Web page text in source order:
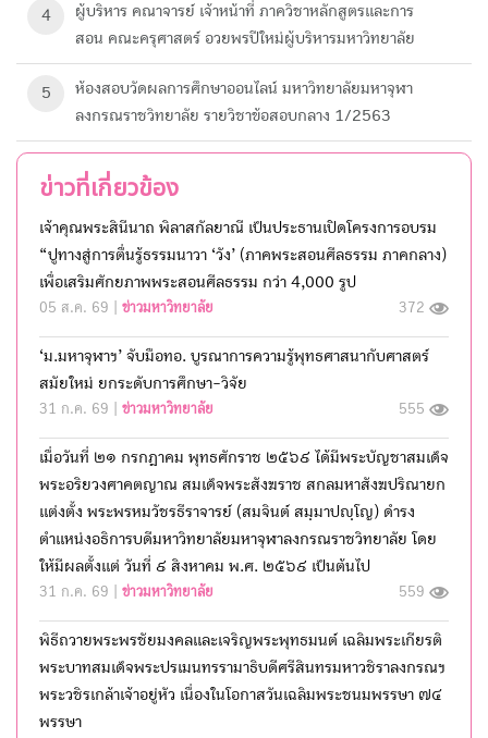
4
ผู้บริหาร คณาจารย์ เจ้าหน้าที่ ภาควิชาหลักสูตรและการ
สอน คณะครุศาสตร์ อวยพรปีใหม่ผู้บริหารมหาวิทยาลัย
5
ห้องสอบวัดผลการศึกษา​ออนไลน์ มหาวิทยาลัย​มหา​จุฬา
ลงกรณ​ราช​วิทยาลัย​ รายวิชาข้อสอบกลาง 1/2563
ข่าวที่เกี่ยวข้อง
เจ้าคุณพระสินีนาถ พิลาสกัลยาณี เป็นประธานเปิดโครงการอบรม
“ปูทางสู่การตื่นรู้ธรรมนาวา ‘วัง’ (ภาคพระสอนศีลธรรม ภาคกลาง)
เพื่อเสริมศักยภาพพระสอนศีลธรรม กว่า 4,000 รูป
05 ส.ค. 69 | ข่าวมหาวิทยาลัย 372
‘ม.มหาจุฬาฯ’ จับมือทอ. บูรณาการความรู้พุทธศาสนากับศาสตร์
สมัยใหม่ ยกระดับการศึกษา-วิจัย
31 ก.ค. 69 | ข่าวมหาวิทยาลัย 555
เมื่อวันที่ ๒๑ กรกฎาคม พุทธศักราช ๒๕๖๙ ได้มีพระบัญชาสมเด็จ
พระอริยวงศาคตญาณ สมเด็จพระสังฆราช สกลมหาสังฆปริณายก
แต่งตั้ง พระพรหมวัชรธีราจารย์ (สมจินต์ สมฺมาปญฺโญ) ดำรง
ตำแหน่งอธิการบดีมหาวิทยาลัยมหาจุฬาลงกรณราชวิทยาลัย โดย
ให้มีผลตั้งแต่ วันที่ ๙ สิงหาคม พ.ศ. ๒๕๖๙ เป็นต้นไป
31 ก.ค. 69 | ข่าวมหาวิทยาลัย 559
พิธีถวายพระพรชัยมงคลและเจริญพระพุทธมนต์ เฉลิมพระเกียรติ
พระบาทสมเด็จพระปรเมนทรรามาธิบดีศรีสินทรมหาวชิราลงกรณฯ
พระวชิรเกล้าเจ้าอยู่หัว เนื่องในโอกาสวันเฉลิมพระชนมพรรษา ๗๔
พรรษา